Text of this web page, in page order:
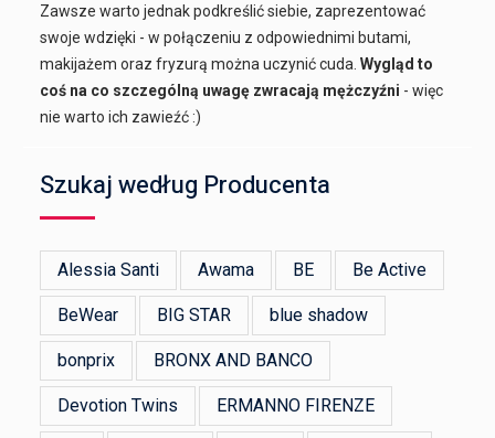
Zawsze warto jednak podkreślić siebie, zaprezentować
swoje wdzięki - w połączeniu z odpowiednimi butami,
makijażem oraz fryzurą można uczynić cuda.Wygląd to
coś na co szczególną uwagę zwracają mężczyźni - więc
nie warto ich zawieźć :)
Szukaj według Producenta
Alessia Santi Awama BE Be Active
BeWear BIG STAR blue shadow
bonprix BRONX AND BANCO
Devotion Twins ERMANNO FIRENZE